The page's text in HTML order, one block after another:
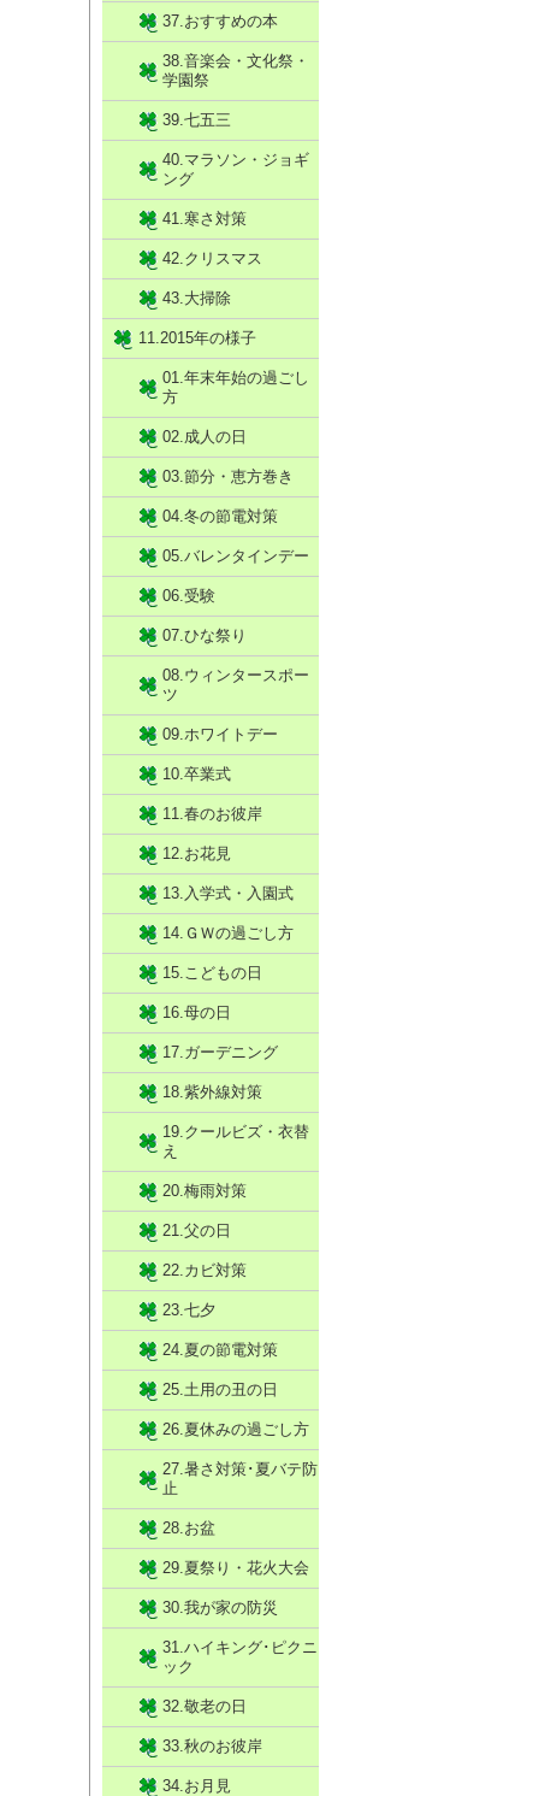
37.おすすめの本
38.音楽会・文化祭・
学園祭
39.七五三
40.マラソン・ジョギ
ング
41.寒さ対策
42.クリスマス
43.大掃除
11.2015年の様子
01.年末年始の過ごし
方
02.成人の日
03.節分・恵方巻き
04.冬の節電対策
05.バレンタインデー
06.受験
07.ひな祭り
08.ウィンタースポー
ツ
09.ホワイトデー
10.卒業式
11.春のお彼岸
12.お花見
13.入学式・入園式
14.ＧＷの過ごし方
15.こどもの日
16.母の日
17.ガーデニング
18.紫外線対策
19.クールビズ・衣替
え
20.梅雨対策
21.父の日
22.カビ対策
23.七夕
24.夏の節電対策
25.土用の丑の日
26.夏休みの過ごし方
27.暑さ対策･夏バテ防
止
28.お盆
29.夏祭り・花火大会
30.我が家の防災
31.ハイキング･ピクニ
ック
32.敬老の日
33.秋のお彼岸
34.お月見